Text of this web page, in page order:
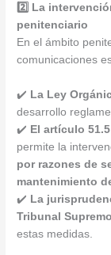
2️⃣ La
penitenciario
En el ámbito
comunicaciones
✔️ La Ley
desarrollo
✔️ El artículo
permite la
por razones de
mantenimiento
✔️ La
Tribunal Supremo
estas medidas.